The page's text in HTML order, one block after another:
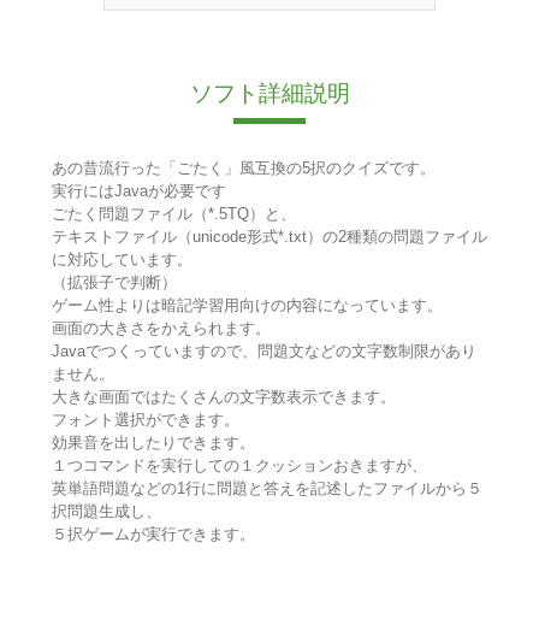
ソフト詳細説明
あの昔流行った「ごたく」風互換の5択のクイズです。
実行にはJavaが必要です
ごたく問題ファイル（*.5TQ）と、
テキストファイル（unicode形式*.txt）の2種類の問題ファイル
に対応しています。
（拡張子で判断）
ゲーム性よりは暗記学習用向けの内容になっています。
画面の大きさをかえられます。
Javaでつくっていますので、問題文などの文字数制限があり
ません。
大きな画面ではたくさんの文字数表示できます。
フォント選択ができます。
効果音を出したりできます。
１つコマンドを実行しての１クッションおきますが、
英単語問題などの1行に問題と答えを記述したファイルから５
択問題生成し、
５択ゲームが実行できます。